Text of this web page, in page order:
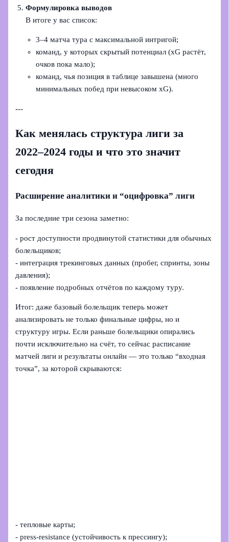
Формулировка выводов
В итоге у вас список:
3–4 матча тура с максимальной интригой;
команд, у которых скрытый потенциал (xG растёт,
очков пока мало);
команд, чья позиция в таблице завышена (много
минимальных побед при невысоком xG).
---
Как менялась структура лиги за
2022–2024 годы и что это значит
сегодня
Расширение аналитики и “оцифровка” лиги
За последние три сезона заметно:
- рост доступности продвинутой статистики для обычных
болельщиков;
- интеграция трекинговых данных (пробег, спринты, зоны
давления);
- появление подробных отчётов по каждому туру.
Итог: даже базовый болельщик теперь может
анализировать не только финальные цифры, но и
структуру игры. Если раньше болельщики опирались
почти исключительно на счёт, то сейчас расписание
матчей лиги и результаты онлайн — это только “входная
точка”, за которой скрываются:
- тепловые карты;
- press‑resistance (устойчивость к прессингу);